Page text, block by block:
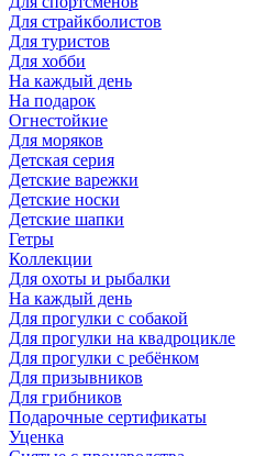
Для страйкболистов
Для туристов
Для хобби
На каждый день
На подарок
Огнестойкие
Для моряков
Детская серия
Детские варежки
Детские носки
Детские шапки
Гетры
Коллекции
Для охоты и рыбалки
На каждый день
Для прогулки с собакой
Для прогулки на квадроцикле
Для прогулки с ребёнком
Для призывников
Для грибников
Подарочные сертификаты
Уценка